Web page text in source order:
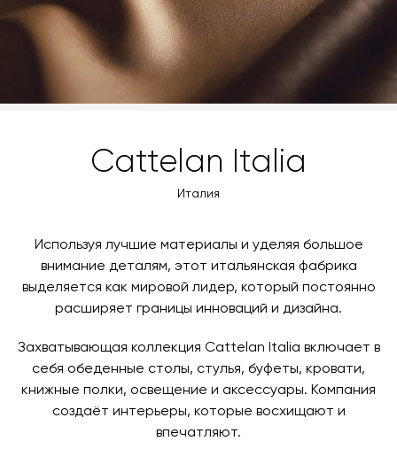
время и дату доставки.
Cattelan Italia
Италия
Используя лучшие материалы и уделяя большое
внимание деталям, этот итальянская фабрика
выделяется как мировой лидер, который постоянно
расширяет границы инноваций и дизайна.
Захватывающая коллекция Cattelan Italia включает в
себя обеденные столы, стулья, буфеты, кровати,
книжные полки, освещение и аксессуары. Компания
создаёт интерьеры, которые восхищают и
впечатляют.